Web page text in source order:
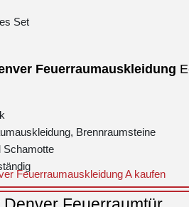
Set
Feuerraumauskleidung
Brennraumsteine
Schamotte
links unten (246 x 300 x 30 mm),
Feuerraumauskleidung A kaufen